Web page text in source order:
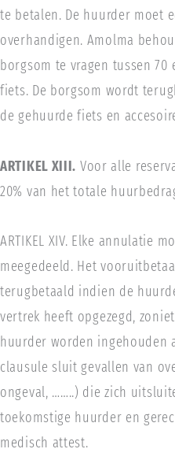
te betalen. De huurder moet
overhandigen. Amolma
borgsom te vragen tussen 70
fiets. De borgsom wordt
de gehuurde fiets en
ARTIKEL XIII. Voor alle
20% van het totale
ARTIKEL XIV. Elke annulatie
meegedeeld. Het
terugbetaald indien de
vertrek heeft opgezegd,
huurder worden ingehouden
clausule sluit gevallen van
ongeval, ……..) die zich
toekomstige huurder en
medisch attest.